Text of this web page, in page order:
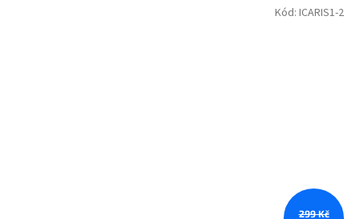
299 Kč
Kód: ICARIS1-2